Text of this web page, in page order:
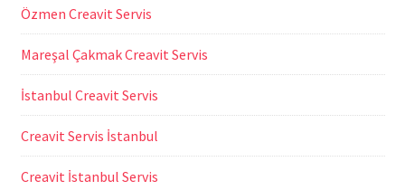
Özmen Creavit Servis
Mareşal Çakmak Creavit Servis
İstanbul Creavit Servis
Creavit Servis İstanbul
Creavit İstanbul Servis